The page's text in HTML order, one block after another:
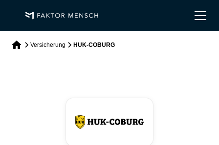
Versicherung HUK-COBURG